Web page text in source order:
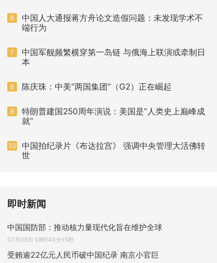
6
中国人大通报蒋方舟论文造假问题：未发现学术不
端行为
7
中国军舰频繁横穿第一岛链 与俄海上联演或牵制日
本
8 陈庆珠：中美“两国集团”（G2）正在崛起
9
特朗普建国250周年演说：美国是“人类史上巅峰成
就”
10
中国拍纪录片《布达拉宫》 强调中央管理大活佛转
世
即时新闻
中国国防部：推动核力量现代化旨在维护全球
07月08日 08时40分15秒
受贿逾22亿元人民币破中国纪录 南京小官巨